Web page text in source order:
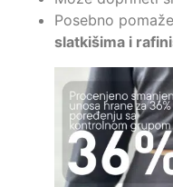
Posebno
slatkišima i